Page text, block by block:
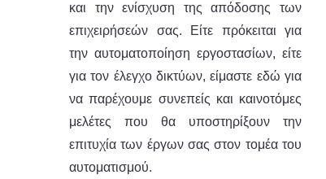
και την ενίσχυση της απόδοσης των
επιχειρήσεών σας. Είτε πρόκειται για
την αυτοματοποίηση εργοστασίων, είτε
για τον έλεγχο δικτύων, είμαστε εδώ για
να παρέχουμε συνεπείς και καινοτόμες
μελέτες που θα υποστηρίξουν την
επιτυχία των έργων σας στον τομέα του
αυτοματισμού.